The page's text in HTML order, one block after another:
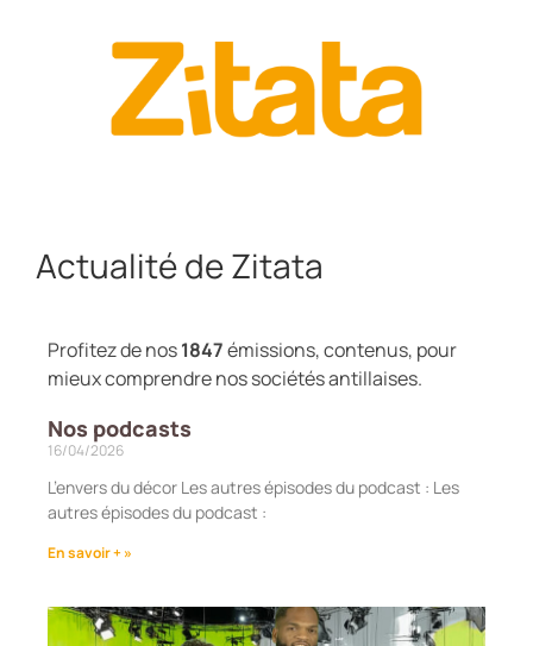
Actualité de Zitata
Profitez de nos1847émissions, contenus, pour
mieux comprendre nos sociétés antillaises.
Nos podcasts
16/04/2026
L’envers du décor Les autres épisodes du podcast : Les
autres épisodes du podcast :
En savoir + »